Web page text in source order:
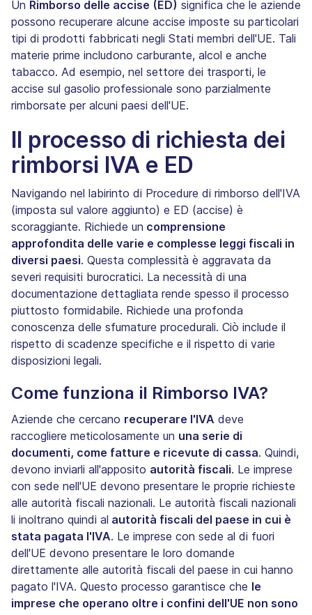
Un Rimborso delle accise (ED) significa che le aziende
possono recuperare alcune accise imposte su particolari
tipi di prodotti fabbricati negli Stati membri dell'UE. Tali
materie prime includono carburante, alcol e anche
tabacco. Ad esempio, nel settore dei trasporti, le
accise sul gasolio professionale sono parzialmente
rimborsate per alcuni paesi dell'UE.
Il processo di richiesta dei
rimborsi IVA e ED
Navigando nel labirinto di Procedure di rimborso dell'IVA
(imposta sul valore aggiunto) e ED (accise) è
scoraggiante. Richiede un comprensione
approfondita delle varie e complesse leggi fiscali in
diversi paesi. Questa complessità è aggravata da
severi requisiti burocratici. La necessità di una
documentazione dettagliata rende spesso il processo
piuttosto formidabile. Richiede una profonda
conoscenza delle sfumature procedurali. Ciò include il
rispetto di scadenze specifiche e il rispetto di varie
disposizioni legali.
Come funziona il Rimborso IVA?
Aziende che cercano recuperare l'IVA deve
raccogliere meticolosamente un una serie di
documenti, come fatture e ricevute di cassa. Quindi,
devono inviarli all'apposito autorità fiscali. Le imprese
con sede nell'UE devono presentare le proprie richieste
alle autorità fiscali nazionali. Le autorità fiscali nazionali
li inoltrano quindi al autorità fiscali del paese in cui è
stata pagata l'IVA. Le imprese con sede al di fuori
dell'UE devono presentare le loro domande
direttamente alle autorità fiscali del paese in cui hanno
pagato l'IVA. Questo processo garantisce che le
imprese che operano oltre i confini dell'UE non sono